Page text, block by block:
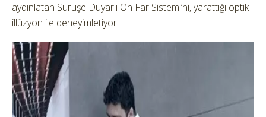
aydınlatan Sürüşe Duyarlı Ön Far Sistemi’ni, yarattığı optik
illüzyon ile deneyimletiyor.